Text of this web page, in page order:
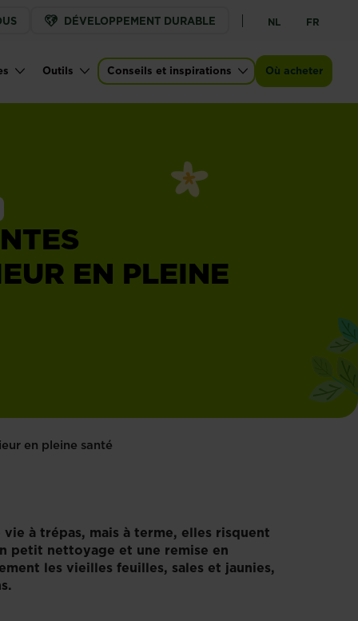
DÉVELOPPEMENT DURABLE NL FR
Outils Conseils et inspirations Où acheter
EN PLEINE
en pleine santé
à trépas, mais à terme, elles risquent
petit nettoyage et une remise en
les vieilles feuilles, sales et jaunies,